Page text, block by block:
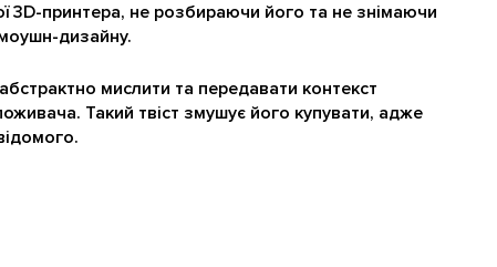
3D-принтера, не розбираючи його та не знімаючи
дизайну.
мислити та передавати контекст
Такий твіст змушує його купувати, адже